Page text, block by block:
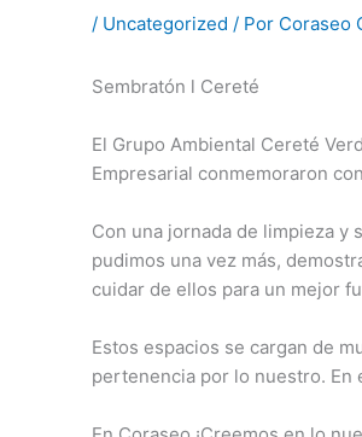
/ Uncategorized / Por Coraseo
Sembratón l Cereté
El Grupo Ambiental Cereté
Empresarial conmemoraron
Con una jornada de limpieza y
pudimos una vez más,
cuidar de ellos para un mejor
Estos espacios se cargan de
pertenencia por lo nuestro. En